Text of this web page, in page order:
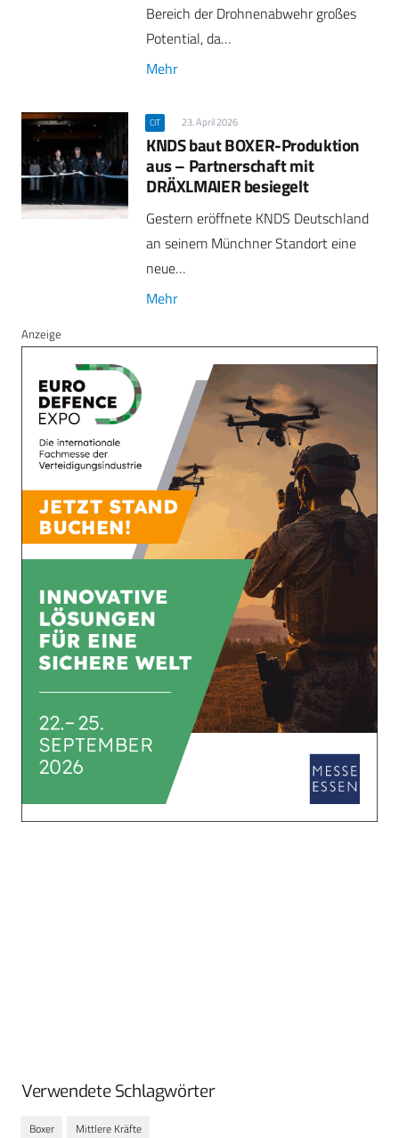
Bereich der Drohnenabwehr großes
Potential, da…
Mehr
CIT 23. April 2026
KNDS baut BOXER-Produktion
aus – Partnerschaft mit
DRÄXLMAIER besiegelt
Gestern eröffnete KNDS Deutschland
an seinem Münchner Standort eine
neue…
Mehr
Anzeige
Verwendete Schlagwörter
Boxer Mittlere Kräfte